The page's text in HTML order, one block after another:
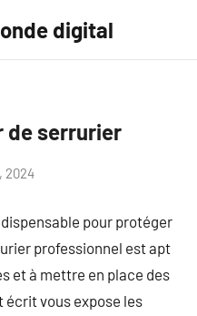
digital
de serrurier
2024
pour protéger
professionnel est apt
et à mettre en place des
écrit vous expose les